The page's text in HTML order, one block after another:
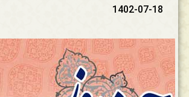
1402-07-18